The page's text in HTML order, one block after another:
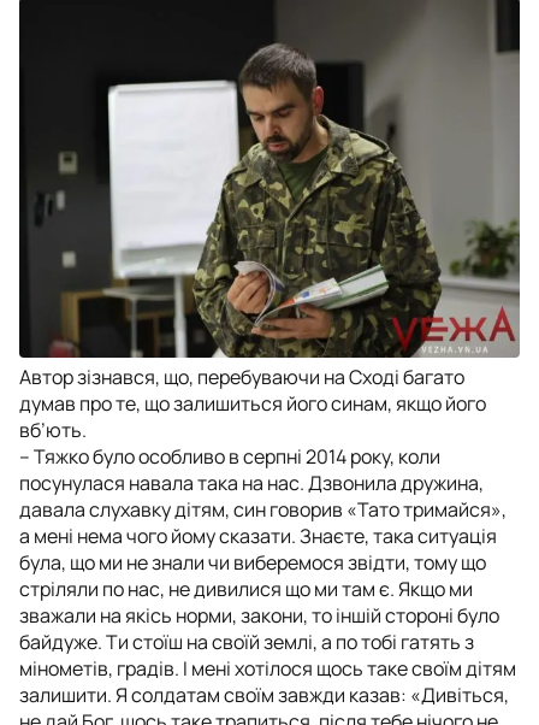
Автор зізнався, що, перебуваючи на Сході багато
думав про те, що залишиться його синам, якщо його
вб’ють.
– Тяжко було особливо в серпні 2014 року, коли
посунулася навала така на нас. Дзвонила дружина,
давала слухавку дітям, син говорив «Тато тримайся»,
а мені нема чого йому сказати. Знаєте, така ситуація
була, що ми не знали чи виберемося звідти, тому що
стріляли по нас, не дивилися що ми там є. Якщо ми
зважали на якісь норми, закони, то іншій стороні було
байдуже. Ти стоїш на своїй землі, а по тобі гатять з
мінометів, градів. І мені хотілося щось таке своїм дітям
залишити. Я солдатам своїм завжди казав: «Дивіться,